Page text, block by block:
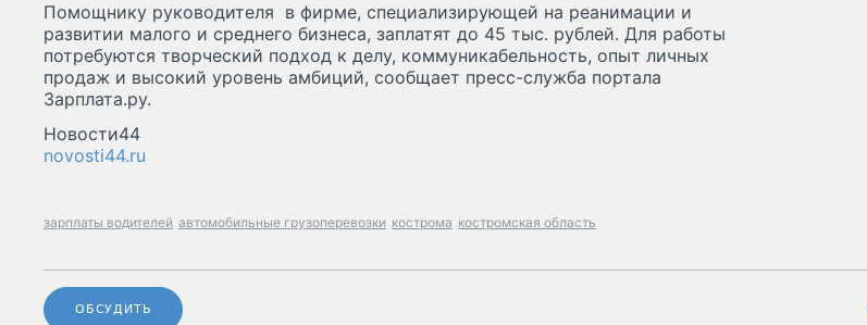
Помощнику руководителя в фирме, специализирующей на реанимации и
развитии малого и среднего бизнеса, заплатят до 45 тыс. рублей. Для работы
потребуются творческий подход к делу, коммуникабельность, опыт личных
продаж и высокий уровень амбиций, сообщает пресс-служба портала
Зарплата.ру.
Новости44
novosti44.ru
зарплаты водителей автомобильные грузоперевозки кострома костромская область
ОБСУДИТЬ